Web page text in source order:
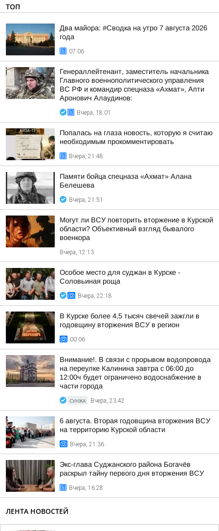
ТОП
Два майора: #Сводка на утро 7 августа 2026
года
07:06
Генераллейтенант, заместитель начальника
Главного военнополитического управления
ВС РФ и командир спецназа «Ахмат», Апти
Аронович Алаудинов:
Вчера, 18:01
Попалась на глаза новость, которую я считаю
необходимым прокомментировать
Вчера, 21:48
Памяти бойца спецназа «Ахмат» Алана
Белешева
Вчера, 21:51
Могут ли ВСУ повторить вторжение в Курской
области? Объективный взгляд бывалого
военкора
Вчера, 12:13
Особое место для суджан в Курске -
Соловьиная роща
Вчера, 22:18
В Курске более 4,5 тысяч свечей зажгли в
годовщину вторжения ВСУ в регион
00:06
Внимание!. В связи с прорывом водопровода
на переулке Калинина завтра с 06:00 до
12:00ч будет ограничено водоснабжение в
части города
СУНЖА Вчера, 23:42
6 августа. Вторая годовщина вторжения ВСУ
на территорию Курской области
Вчера, 21:36
Экс-глава Суджанского района Богачёв
раскрыл тайну первого дня вторжения ВСУ
Вчера, 16:28
ЛЕНТА НОВОСТЕЙ